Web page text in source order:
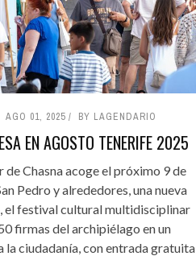
AGO 01, 2025 BY LAGENDARIO
EN AGOSTO TENERIFE 2025
Chasna acoge el próximo 9 de
Pedro y alrededores, una nueva
el festival cultural multidisciplinar
firmas del archipiélago en un
ciudadanía, con entrada gratuita